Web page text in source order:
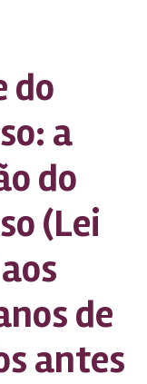
do
a
do
(Lei
de
antes